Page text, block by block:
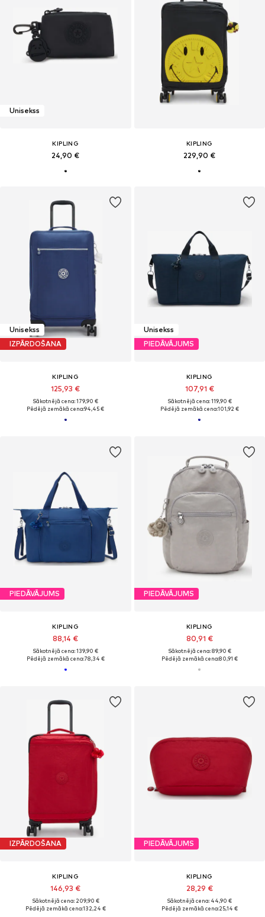
Unisekss
KIPLING
24,90 €
KIPLING
229,90 €
Unisekss
IZPĀRDOŠANA
KIPLING
125,93 €
Sākotnējā cena: 179,90 €
Pēdējā zemākā cena:94,45 €
Unisekss
PIEDĀVĀJUMS
KIPLING
107,91 €
Sākotnējā cena: 119,90 €
Pēdējā zemākā cena:101,92 €
PIEDĀVĀJUMS
KIPLING
88,14 €
Sākotnējā cena: 139,90 €
Pēdējā zemākā cena:78,34 €
PIEDĀVĀJUMS
KIPLING
80,91 €
Sākotnējā cena: 89,90 €
Pēdējā zemākā cena:80,91 €
IZPĀRDOŠANA
KIPLING
146,93 €
Sākotnējā cena: 209,90 €
Pēdējā zemākā cena:132,24 €
PIEDĀVĀJUMS
KIPLING
28,29 €
Sākotnējā cena: 44,90 €
Pēdējā zemākā cena:25,14 €